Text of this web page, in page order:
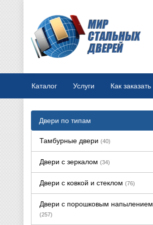
Каталог Услуги Как заказать
Двери по типам
Тамбурные двери (40)
Двери с зеркалом (34)
Двери с ковкой и стеклом (76)
Двери с порошковым напылением
(257)